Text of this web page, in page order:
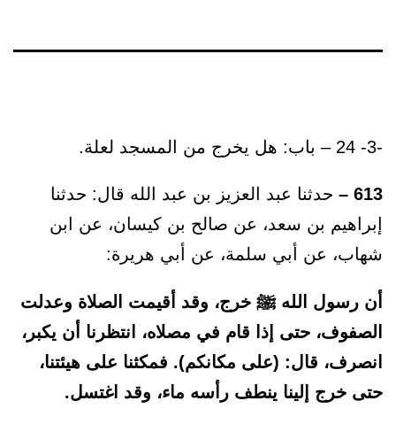
-3- 24 – باب: هل يخرج من المسجد لعلة.
613 –
حدثنا عبد العزيز بن عبد الله قال: حدثنا
إبراهيم بن سعد، عن صالح بن كيسان، عن ابن
شهاب، عن أبي سلمة، عن أبي هريرة:
أن رسول الله ﷺ خرج، وقد أقيمت الصلاة وعدلت
الصفوف، حتى إذا قام في مصلاه، انتظرنا أن يكبر،
انصرف، قال: (على مكانكم). فمكثنا على هيئتنا،
حتى خرج إلينا ينطف رأسه ماء، وقد اغتسل.